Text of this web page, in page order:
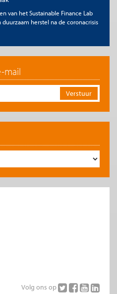
overname is slechts beperkt
zie onzecopyright richtlijnen.
van het Sustainable Finance Lab
duurzaam herstel na de coronacrisis
mail
Volg ons op